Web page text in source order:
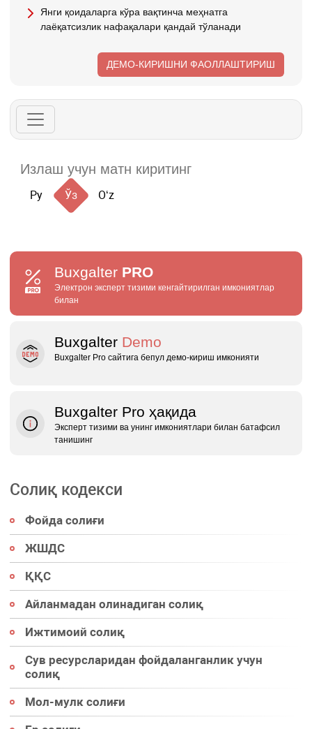
Янги қоидаларга кўра вақтинча меҳнатга
лаёқатсизлик нафақалари қандай тўланади
ДЕМО-КИРИШНИ ФАОЛЛАШТИРИШ
Ру Ўз Oʻz
Buxgalter PRO
Электрон эксперт тизими кенгайтирилган имкониятлар
билан
Buxgalter Demo
Buxgalter Pro сайтига бепул демо‑кириш имконияти
Buxgalter Pro ҳақида
Эксперт тизими ва унинг имкониятлари билан батафсил
танишинг
Солиқ кодекси
Фойда солиғи
ЖШДС
ҚҚС
Айланмадан олинадиган солиқ
Ижтимоий солиқ
Сув ресурсларидан фойдаланганлик учун
солиқ
Мол-мулк солиғи